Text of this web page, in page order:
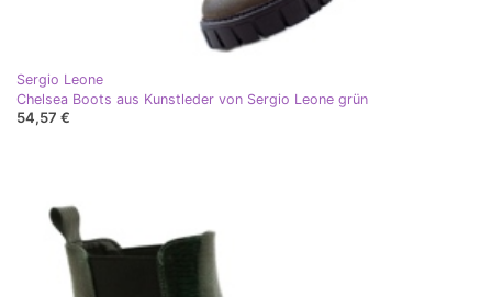
Sergio Leone
Chelsea Boots aus Kunstleder von Sergio Leone grün
54,57 €